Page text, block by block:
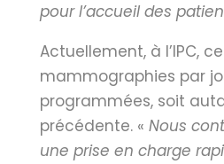
pour l’accueil des
Actuellement, à l’IPC,
mammographies par
programmées, soit
précédente. « Nous
une prise en charge